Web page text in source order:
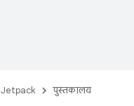
Jetpack पुस्तकालय